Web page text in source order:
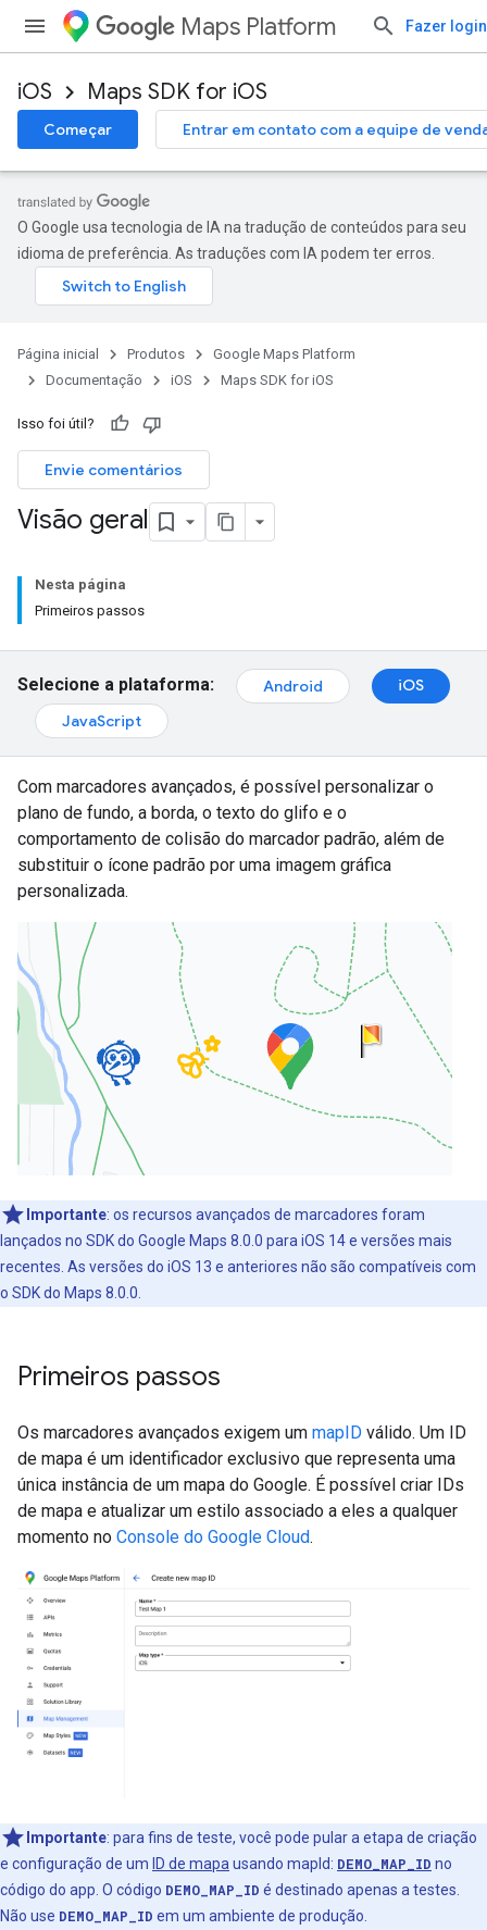
Maps Platform Fazer login
iOS Maps SDK for iOS
Começar Entrar em contato com a equipe de
O Google usa tecnologia de IA na tradução de conteúdos para seu
idioma de preferência. As traduções com IA podem ter erros.
Página inicial Produtos
Google Maps Platform
Documentação
iOS Maps SDK for iOS
Isso foi útil?
Envie comentários
Visão geral
Nesta página
Primeiros passos
Selecione a plataforma: Android
iOS
JavaScript
Com marcadores avançados, é possível personalizar o
plano de fundo, a borda, o texto do glifo e o
comportamento de colisão do marcador padrão, além de
substituir o ícone padrão por uma imagem gráfica
personalizada.
Importante: os recursos avançados de marcadores foram
lançados no SDK do Google Maps 8.0.0 para iOS 14 e versões mais
recentes. As versões do iOS 13 e anteriores não são compatíveis com
o SDK do Maps 8.0.0.
Primeiros passos
Os marcadores avançados exigem um mapID válido. Um ID
de mapa é um identificador exclusivo que representa uma
única instância de um mapa do Google. É possível criar IDs
de mapa e atualizar um estilo associado a eles a qualquer
momento no Console do Google Cloud.
Importante: para fins de teste, você pode pular a etapa de criação
e configuração de um ID de mapa usando mapId: DEMO_MAP_ID no
código do app. O código DEMO_MAP_ID é destinado apenas a testes.
Não use DEMO_MAP_ID em um ambiente de produção.